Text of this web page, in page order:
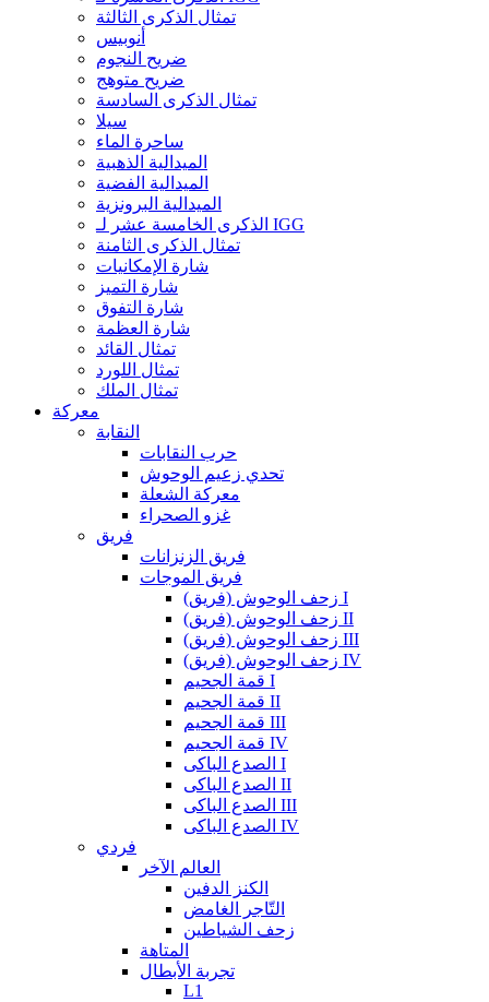
تمثال الذكرى الثالثة
أنوبيس
ضريح النجوم
ضريح متوهج
تمثال الذكرى السادسة
سيلا
ساحرة الماء
الميدالية الذهبية
الميدالية الفضية
الميدالية البرونزية
الذكرى الخامسة عشر لـ IGG
تمثال الذكرى الثامنة
شارة الإمكانيات
شارة التميز
شارة التفوق
شارة العظمة
تمثال القائد
تمثال اللورد
تمثال الملك
معركة
النقابة
حرب النقابات
تحدي زعيم الوحوش
معركة الشعلة
غزو الصحراء
فريق
فريق الزنزانات
فريق الموجات
زحف الوحوش (فريق) I
زحف الوحوش (فريق) II
زحف الوحوش (فريق) III
زحف الوحوش (فريق) IV
قمة الجحيم I
قمة الجحيم II
قمة الجحيم III
قمة الجحيم IV
الصدع الباكى I
الصدع الباكى II
الصدع الباكى III
الصدع الباكى IV
فردي
العالم الآخر
الكنز الدفين
التّاجر الغامض
زحف الشياطين
المتاهة
تجربة الأبطال
L1